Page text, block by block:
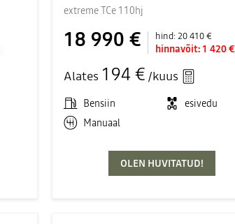
extreme TCe 110hj
18 990 € hind:20 410 €
hinnavõit: 1 420 €
Alates 194 € /kuus
Bensiin
esivedu
Manuaal
OLEN HUVITATUD!